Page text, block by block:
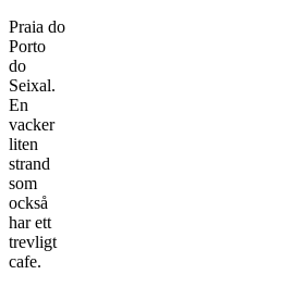
Praia do
Porto
do
Seixal.
En
vacker
liten
strand
som
också
har ett
trevligt
cafe.